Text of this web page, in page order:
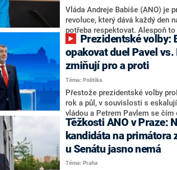
o případné kandidatuře
značně pochybuje. Podle něj
nemá osobu, která by Pavlovi
Vláda Andreje Babiše (ANO) je
revoluce, který dává každý den
potřeba respektovat. Alespoň
ministryně spravedlnosti ODS
rozhovoru pro CNN Prima
ohledně politického výkonu
Tejce (za ANO) či vládní
práva Taťány Malé (ANO).
adresu vlády prý byla ještě
vrátila k volební porážce
hnutí Naše Česko Martina Kuby.
opakovat duel Pavel vs.
zmiňují pro a proti
Téma: Politika
Přestože prezidentské volby
rok a půl, v souvislosti s
vládou a Petrem Pavlem se čím
tom, koho by do bitvy o Hrad
koalice. Někteří političtí
jméno premiéra Andreje Babiše
pravděpodobné, že se v
bude znovu opakovat souboj z
Těžkosti ANO v Praze:
kandidáta na primátora
u Senátu jasno nemá
Téma: Praha